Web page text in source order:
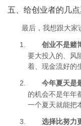
五、给创业者的几
最后，我想跟大家
创业不是赌
要大投入的、风
着、现金流好的
今年夏天是
的机会不是年年
一个夏天就能把
选择比努力